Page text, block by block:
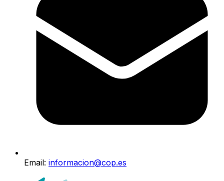
Email: informacion@cop.es